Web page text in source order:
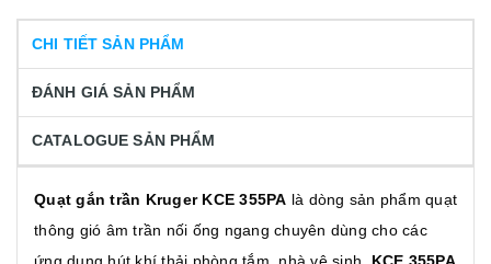
CHI TIẾT SẢN PHẨM
ĐÁNH GIÁ SẢN PHẨM
CATALOGUE SẢN PHẨM
Quạt gắn trần Kruger KCE 355PA là dòng sản phẩm quạt
thông gió âm trần nối ống ngang chuyên dùng cho các
ứng dụng hút khí thải phòng tắm, nhà vệ sinh. KCE 355PA